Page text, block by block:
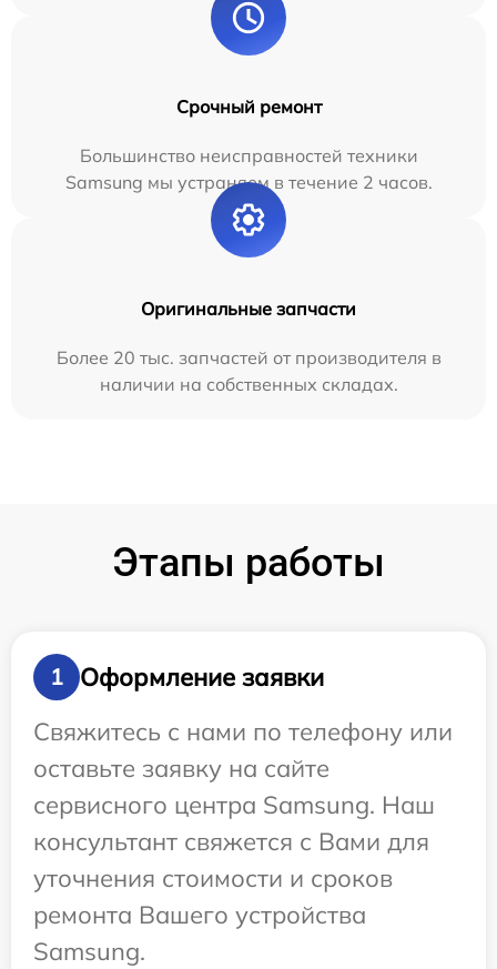
Срочный ремонт
Большинство неисправностей техники
Samsung мы устраняем в течение 2 часов.
Оригинальные запчасти
Более 20 тыс. запчастей от производителя в
наличии на собственных складах.
Этапы работы
1
Оформление заявки
Свяжитесь с нами по телефону или
оставьте заявку на сайте
сервисного центра Samsung. Наш
консультант свяжется с Вами для
уточнения стоимости и сроков
ремонта Вашего устройства
Samsung.